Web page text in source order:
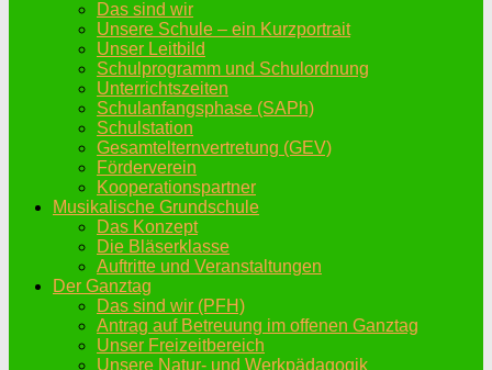
Das sind wir
Unsere Schule – ein Kurzportrait
Unser Leitbild
Schulprogramm und Schulordnung
Unterrichtszeiten
Schulanfangsphase (SAPh)
Schulstation
Gesamtelternvertretung (GEV)
Förderverein
Kooperationspartner
Musikalische Grundschule
Das Konzept
Die Bläserklasse
Auftritte und Veranstaltungen
Der Ganztag
Das sind wir (PFH)
Antrag auf Betreuung im offenen Ganztag
Unser Freizeitbereich
Unsere Natur- und Werkpädagogik